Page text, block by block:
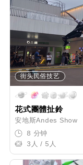
街头民俗技艺
花式團體扯鈴
安地斯Andes Show
8 分钟
3人 / 5人